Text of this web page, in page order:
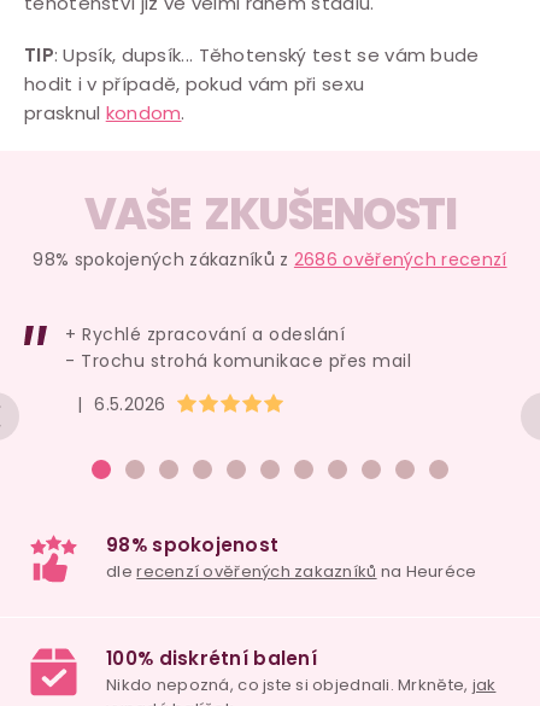
TIP: Upsík, dupsík... Těhotenský test se vám bude
hodit i v případě, pokud vám při sexu
prasknul kondom.
VAŠE ZKUŠENOSTI
98% spokojených zákazníků z 2686 ověřených recenzí
Hodnocení obchodu je 5 z 5 hvězdiček.
| 6.5.2026
+ Rychlé zpracování a odeslání
- Trochu strohá komunikace přes mail